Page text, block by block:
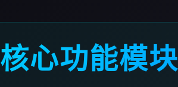
核心功能模块